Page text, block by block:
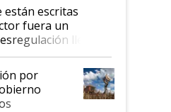
están escritas
fuera un
llegó
y hasta se
al IPCVA
por